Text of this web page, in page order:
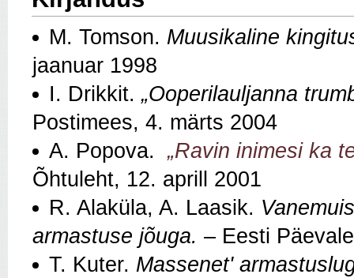
M. Tomson. Muusikaline
jaanuar 1998
I. Drikkit. „Ooperilauljanna
Postimees, 4. märts 2004
A. Popova. „Ravin inimesi ka
Õhtuleht, 12. aprill 2001
R. Alaküla, A. Laasik.
armastuse jõuga. – Eesti
T. Kuter. Massenet'